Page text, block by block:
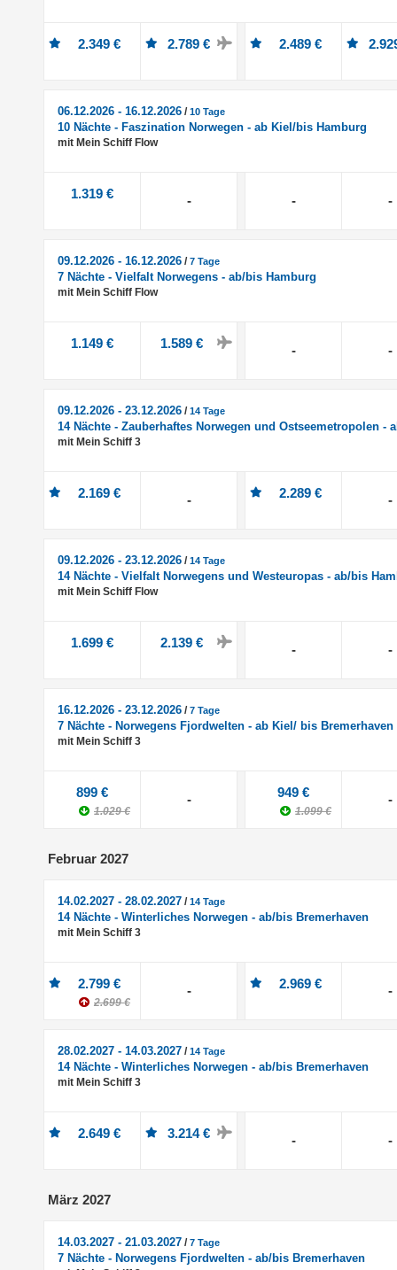
2.349 € 2.789 € 2.489 €
06.12.2026 - 16.12.2026 /10 Tage
10 Nächte - Faszination Norwegen - ab Kiel/bis Hamburg
mit Mein Schiff Flow
1.319 € - - -
09.12.2026 - 16.12.2026 /7 Tage
7 Nächte - Vielfalt Norwegens - ab/bis Hamburg
mit Mein Schiff Flow
1.149 € 1.589 € - -
09.12.2026 - 23.12.2026 /14 Tage
14 Nächte - Zauberhaftes Norwegen und Ostseemetropolen -
mit Mein Schiff 3
2.169 € - 2.289 € -
09.12.2026 - 23.12.2026 /14 Tage
14 Nächte - Vielfalt Norwegens und Westeuropas - ab/bis
mit Mein Schiff Flow
1.699 € 2.139 € - -
16.12.2026 - 23.12.2026 /7 Tage
7 Nächte - Norwegens Fjordwelten - ab Kiel/ bis Bremerhaven
mit Mein Schiff 3
899 €
1.029 €
- 949 €
1.099 €
-
Februar 2027
14.02.2027 - 28.02.2027 /14 Tage
14 Nächte - Winterliches Norwegen - ab/bis Bremerhaven
mit Mein Schiff 3
2.799 €
2.699 €
- 2.969 € -
28.02.2027 - 14.03.2027 /14 Tage
14 Nächte - Winterliches Norwegen - ab/bis Bremerhaven
mit Mein Schiff 3
2.649 € 3.214 € - -
März 2027
14.03.2027 - 21.03.2027 /7 Tage
7 Nächte - Norwegens Fjordwelten - ab/bis Bremerhaven